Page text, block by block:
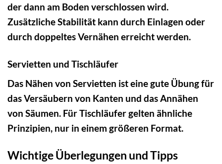
der dann am Boden verschlossen wird.
Zusätzliche Stabilität kann durch Einlagen oder
durch doppeltes Vernähen erreicht werden.
Servietten und Tischläufer
Das Nähen von Servietten ist eine gute Übung für
das Versäubern von Kanten und das Annähen
von Säumen. Für Tischläufer gelten ähnliche
Prinzipien, nur in einem größeren Format.
Wichtige Überlegungen und Tipps